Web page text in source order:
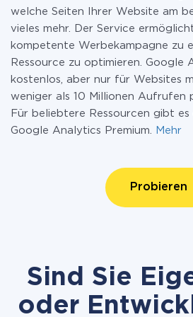
welche Seiten Ihrer Website am
vieles mehr. Der Service
kompetente Werbekampagne zu
Ressource zu optimieren. Google
kostenlos, aber nur für Websites
weniger als 10 Millionen Aufrufen
Für beliebtere Ressourcen gibt
Google Analytics Premium.
Mehr
Probieren
Sind Sie
oder